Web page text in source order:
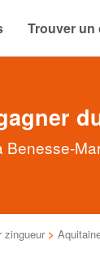
Trouver
Benesse-
zingueur >